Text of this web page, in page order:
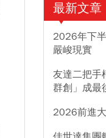
最新文章
2026年下
嚴峻現實
友達二把手
群創」成最
2026前進